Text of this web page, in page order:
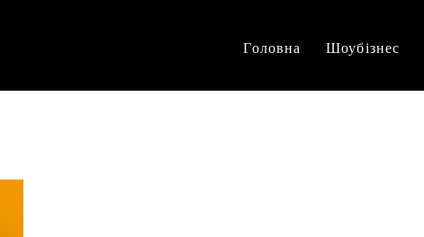
Головна Шоубізнес